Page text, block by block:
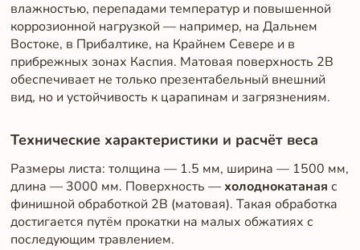
влажностью, перепадами температур и повышенной
коррозионной нагрузкой — например, на Дальнем
Востоке, в Прибалтике, на Крайнем Севере и в
прибрежных зонах Каспия. Матовая поверхность 2B
обеспечивает не только презентабельный внешний
вид, но и устойчивость к царапинам и загрязнениям.
Технические характеристики и расчёт веса
Размеры листа: толщина — 1.5 мм, ширина — 1500 мм,
длина — 3000 мм. Поверхность — холоднокатаная с
финишной обработкой 2B (матовая). Такая обработка
достигается путём прокатки на малых обжатиях с
последующим травлением.